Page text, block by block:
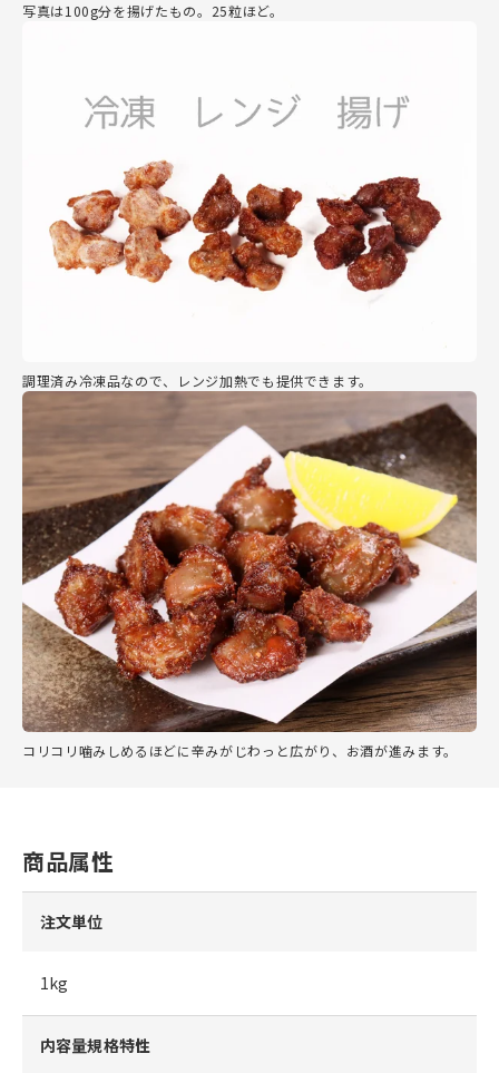
写真は100g分を揚げたもの。25粒ほど。
調理済み冷凍品なので、レンジ加熱でも提供できます。
コリコリ噛みしめるほどに辛みがじわっと広がり、お酒が進みます。
商品属性
注文単位
1kg
内容量規格特性